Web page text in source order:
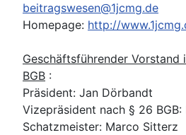
beitragswesen@1jcmg.de
Homepage: http://
Geschäftsführender Vorstand
BGB :
Präsident: Jan Dörbandt
Vizepräsident nach § 26
Schatzmeister: Marco Sitterz